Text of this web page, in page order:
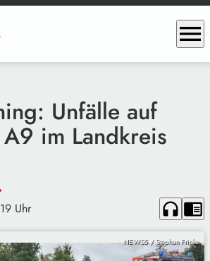
menu
Unfälle auf
im Landkreis
Uhr headphones chrome_reader_mode
NEWS5 / Stephan Fricke